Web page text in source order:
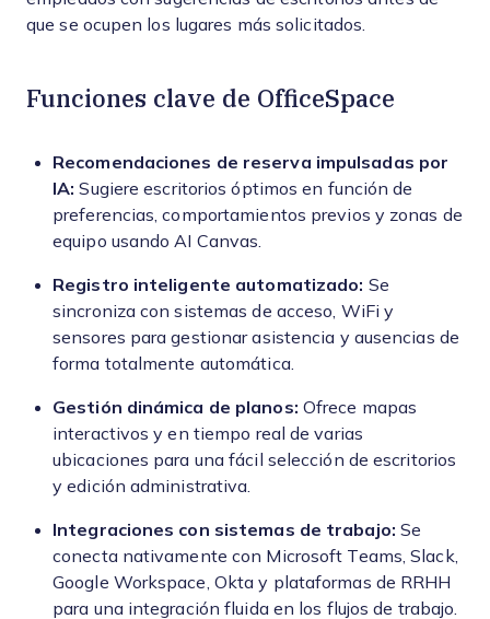
que se ocupen los lugares más solicitados.
Funciones clave de OfficeSpace
Recomendaciones de reserva impulsadas por
IA: Sugiere escritorios óptimos en función de
preferencias, comportamientos previos y zonas de
equipo usando AI Canvas.
Registro inteligente automatizado: Se
sincroniza con sistemas de acceso, WiFi y
sensores para gestionar asistencia y ausencias de
forma totalmente automática.
Gestión dinámica de planos: Ofrece mapas
interactivos y en tiempo real de varias
ubicaciones para una fácil selección de escritorios
y edición administrativa.
Integraciones con sistemas de trabajo: Se
conecta nativamente con Microsoft Teams, Slack,
Google Workspace, Okta y plataformas de RRHH
para una integración fluida en los flujos de trabajo.